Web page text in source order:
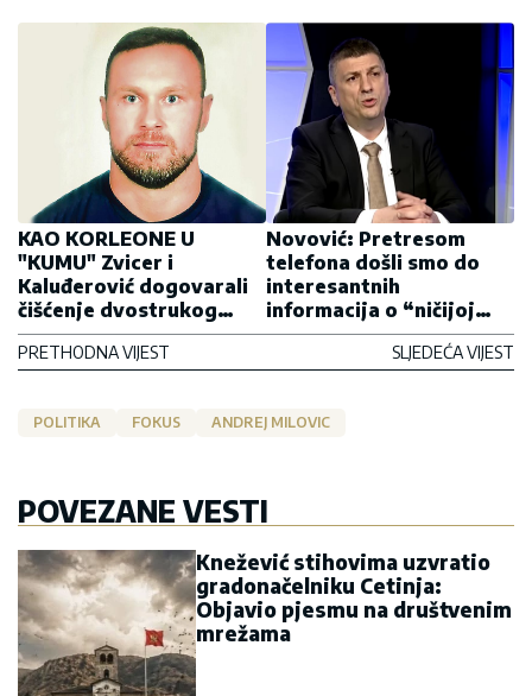
KAO KORLEONE U
"KUMU" Zvicer i
Kaluđerović dogovarali
čišćenje dvostrukog
ubistva
PRETHODNA VIJEST
Novović: Pretresom
telefona došli smo do
interesantnih
informacija o “ničijoj
kući”
SLJEDEĆA VIJEST
POLITIKA FOKUS ANDREJ MILOVIC
POVEZANE VESTI
Knežević stihovima uzvratio
gradonačelniku Cetinja:
Objavio pjesmu na društvenim
mrežama